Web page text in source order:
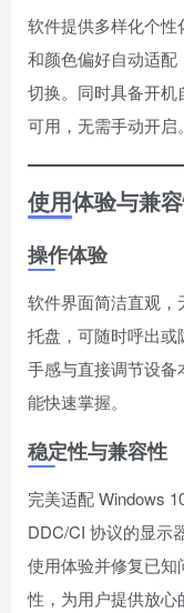
软件提供多样化个
和颜色偏好自动适配
切换。同时具备开
可用，无需手动开启。
使用体验与兼
操作体验
软件界面简洁直观
托盘，可随时呼出
手感与直接调节设
能快速掌握。
稳定性与兼容性
完美适配 Windows
DDC/CI 协议的显示
使用体验并修复已
性，为用户提供放心